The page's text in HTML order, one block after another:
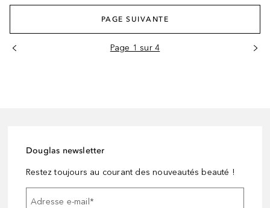
PAGE SUIVANTE
Page 1 sur 4
Douglas newsletter
Restez toujours au courant des nouveautés beauté !
Adresse e-mail*